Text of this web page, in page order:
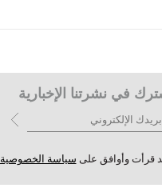
في نشرتنا الإخبارية
قرأت وأوافق على سياسة الخصوصية